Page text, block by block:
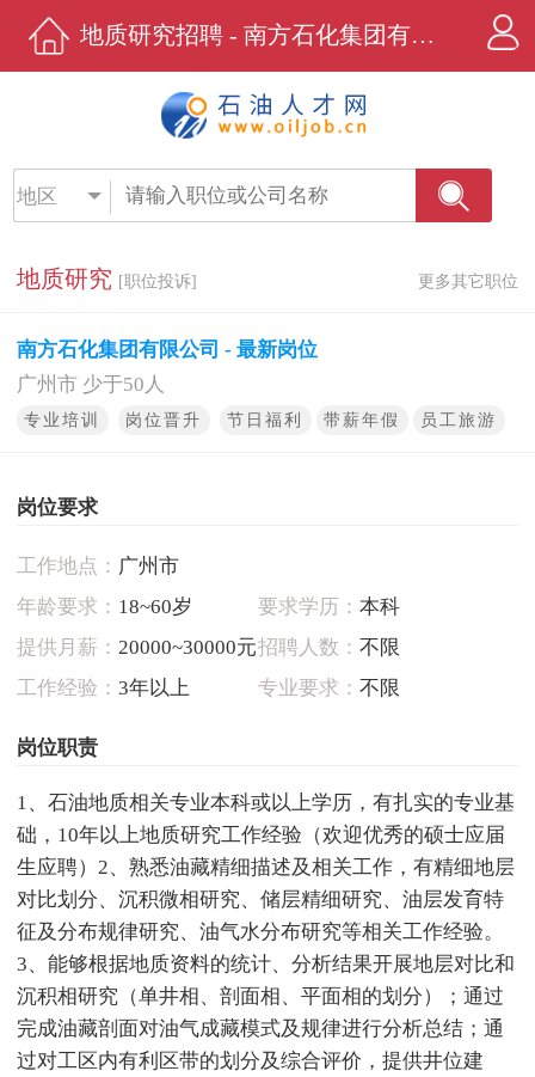
地质研究招聘 - 南方石化集团有限公司 - 石油人才网
地区
地质研究 [职位投诉] 更多其它职位
南方石化集团有限公司 - 最新岗位
广州市 少于50人
专业培训 岗位晋升 节日福利 带薪年假 员工旅游
岗位要求
工作地点： 广州市
年龄要求： 18~60岁 要求学历： 本科
提供月薪： 20000~30000元招聘人数： 不限
工作经验： 3年以上 专业要求： 不限
岗位职责
1、石油地质相关专业本科或以上学历，有扎实的专业基
础，10年以上地质研究工作经验（欢迎优秀的硕士应届
生应聘）2、熟悉油藏精细描述及相关工作，有精细地层
对比划分、沉积微相研究、储层精细研究、油层发育特
征及分布规律研究、油气水分布研究等相关工作经验。
3、能够根据地质资料的统计、分析结果开展地层对比和
沉积相研究（单井相、剖面相、平面相的划分）；通过
完成油藏剖面对油气成藏模式及规律进行分析总结；通
过对工区内有利区带的划分及综合评价，提供井位建